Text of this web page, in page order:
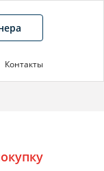
Контакты